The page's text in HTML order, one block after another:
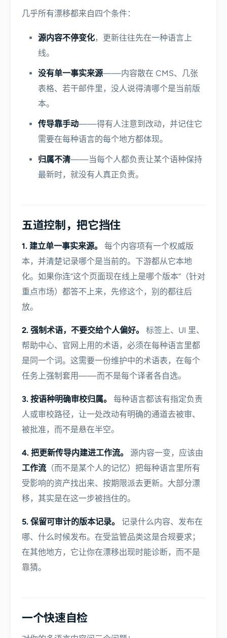
几乎所有漂移都来自四个条件：
源内容不停变化，更新往往先在一种语言上
线。
没有单一事实来源——内容散在 CMS、几张
表格、若干邮件里，没人说得清哪个是当前版
本。
传导靠手动——得有人注意到改动，并记住它
需要在每种语言的每个地方都体现。
归属不清——当每个人都负责让某个语种保持
最新时，就没有人真正负责。
五道控制，把它挡住
1. 建立单一事实来源。
每个内容项有一个权威版
本，并清楚记录哪个是当前的。下游都从它本地
化。如果你连”这个页面现在线上是哪个版本”（针对
重点市场）都答不上来，先修这个，别的都往后
放。
2. 强制术语，不要交给个人偏好。
标签上、UI 里、
帮助中心、官网上用的术语，必须在每种语言里都
是同一个词。这需要一份维护中的术语表，在每个
任务上强制套用——而不是每个译者各自选。
3. 按语种明确审校归属。
每种语言都该有指定负责
人或审校路径，让一处改动有明确的通道去被审、
被批准，而不是悬在半空。
4. 把更新传导内建进工作流。
源内容一变，应该由
工作流 （而不是某个人的记忆）把每种语言里所有
受影响的资产找出来、按期限派去更新。大部分漂
移，其实是在这一步被挡住的。
5. 保留可审计的版本记录。
记录什么内容、发布在
哪、什么时候发布。在受监管品类这是合规要求；
在其他地方，它让你在漂移出现时能诊断，而不是
靠猜。
一个快速自检